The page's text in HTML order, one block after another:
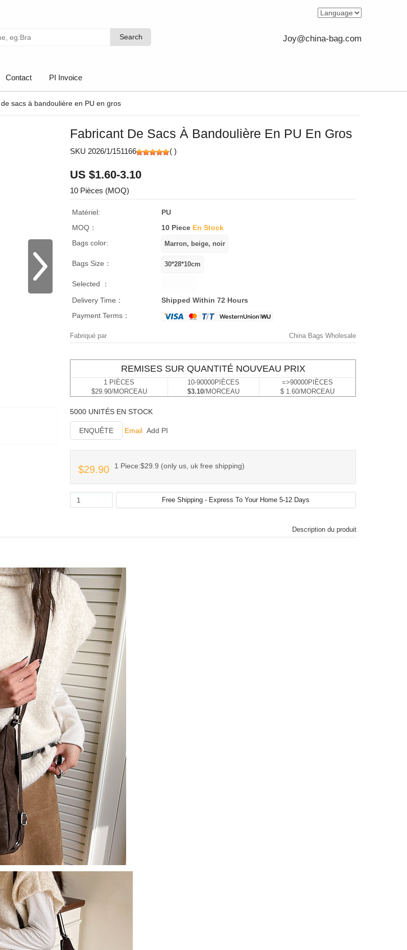
Search
Search Joy@china-bag.com
Contact PI Invoice
sacs à bandoulière en PU en gros
Fabricant De Sacs À Bandoulière En PU En Gros
SKU 2026/1/151166 ( )
US $1.60-3.10
10 Pièces (MOQ)
Matériel:
PU
MOQ：
10 Piece En Stock
Bags color:
Bags Size：
Selected ：
Delivery Time：
Shipped Within 72 Hours
Payment Terms：
Fabriqué par China Bags Wholesale
REMISES SUR QUANTITÉ NOUVEAU PRIX
1 PIÈCES
$29.90/MORCEAU
10-90000PIÈCES
$3.10/MORCEAU
=>90000PIÈCES
$ 1.60/MORCEAU
5000 UNITÉS EN STOCK
ENQUÊTE Email Add PI
$29.90 1 Piece:$29.9 (only us, uk free shipping)
Description du produit